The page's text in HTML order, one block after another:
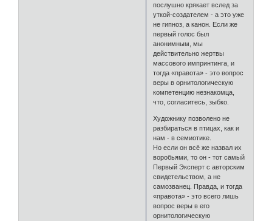
послушно крякает вслед за
уткой-создателем - а это уже
не гипноз, а канон. Если же
первый голос был
анонимным, мы
действительно жертвы
массового импринтинга, и
тогда «правота» - это вопрос
веры в орнитологическую
компетенцию незнакомца,
что, согласитесь, зыбко.
Художнику позволено не
разбираться в птицах, как и
нам - в семиотике.
Но если он всё же назвал их
воробьями, то он - тот самый
Первый Эксперт с авторским
свидетельством, а не
самозванец. Правда, и тогда
«правота» - это всего лишь
вопрос веры в его
орнитологическую